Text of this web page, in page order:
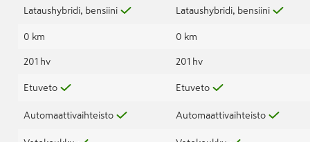
Lataushybridi, bensiini
0 km
201 hv
Etuveto
Automaattivaihteisto
Lataushybridi, bensiini
0 km
201 hv
Etuveto
Automaattivaihteisto